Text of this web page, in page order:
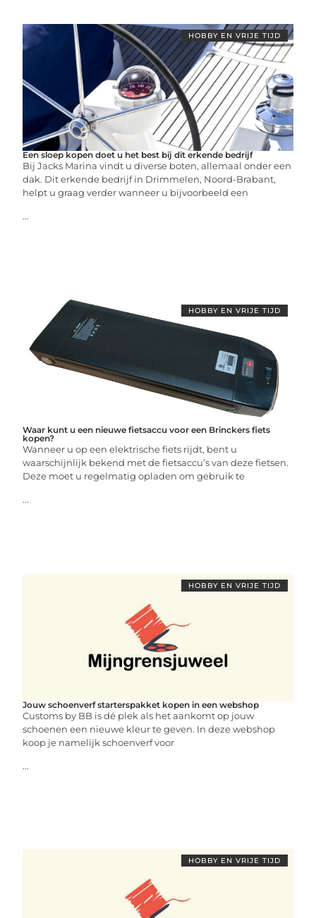
HOBBY EN VRIJE TIJD
Een sloep kopen doet u het best bij dit erkende bedrijf
Bij Jacks Marina vindt u diverse boten, allemaal onder een
dak. Dit erkende bedrijf in Drimmelen, Noord-Brabant,
helpt u graag verder wanneer u bijvoorbeeld een
...
HOBBY EN VRIJE TIJD
Waar kunt u een nieuwe fietsaccu voor een Brinckers fiets
kopen?
Wanneer u op een elektrische fiets rijdt, bent u
waarschijnlijk bekend met de fietsaccu’s van deze fietsen.
Deze moet u regelmatig opladen om gebruik te
...
HOBBY EN VRIJE TIJD
Jouw schoenverf starterspakket kopen in een webshop
Customs by BB is dé plek als het aankomt op jouw
schoenen een nieuwe kleur te geven. In deze webshop
koop je namelijk schoenverf voor
...
HOBBY EN VRIJE TIJD